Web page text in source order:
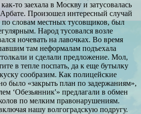
то заехала в Москву и затусовалась
Произошел интересный случай
словам местных тусовщиков, был
Народ тусовался возле
ночевать на лавочках. Во время
там неформалам подъехала
и сделали предложение. Мол,
в тепле поспать, да к еще бутылку
сообразим. Как полицейские
было «закрыть план по задержаниям»,
‘Обезьянник'» предлагали в обмен
по мелким правонарушениям.
нашу волгоградскую подругу.